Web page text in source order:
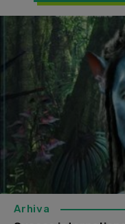
Arhiva